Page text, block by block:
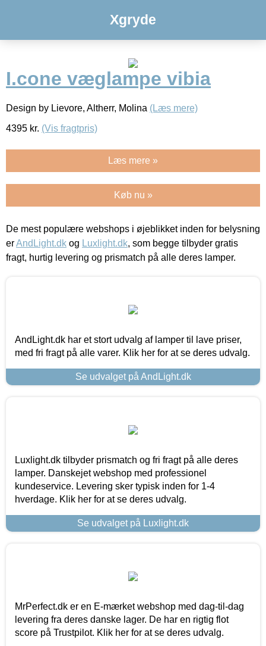
Xgryde
I.cone væglampe vibia
Design by Lievore, Altherr, Molina (Læs mere)
4395 kr. (Vis fragtpris)
Læs mere »
Køb nu »
De mest populære webshops i øjeblikket inden for belysning
erAndLight.dk og Luxlight.dk, som begge tilbyder gratis
fragt, hurtig levering og prismatch på alle deres lamper.
AndLight.dk har et stort udvalg af lamper til lave priser,
med fri fragt på alle varer. Klik her for at se deres udvalg.
Se udvalget på AndLight.dk
Luxlight.dk tilbyder prismatch og fri fragt på alle deres
lamper. Danskejet webshop med professionel
kundeservice. Levering sker typisk inden for 1-4
hverdage. Klik her for at se deres udvalg.
Se udvalget på Luxlight.dk
MrPerfect.dk er en E-mærket webshop med dag-til-dag
levering fra deres danske lager. De har en rigtig flot
score på Trustpilot. Klik her for at se deres udvalg.